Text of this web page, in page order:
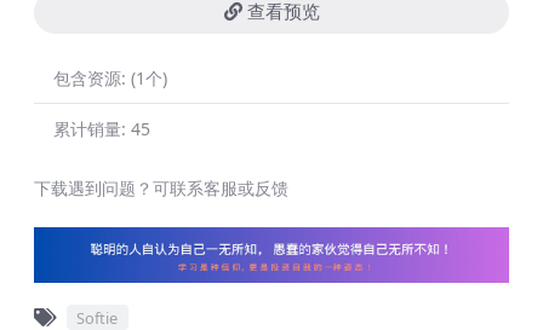
查看预览
包含资源: (1个)
累计销量: 45
下载遇到问题？可联系客服或反馈
Softie